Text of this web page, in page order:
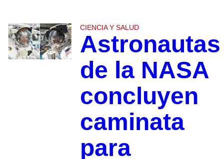
CIENCIA Y SALUD
Astronautas
de la NASA
concluyen
caminata
para